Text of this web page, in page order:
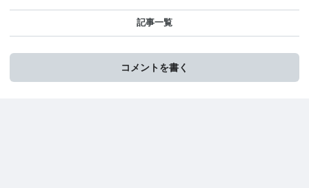
記事一覧
コメントを書く